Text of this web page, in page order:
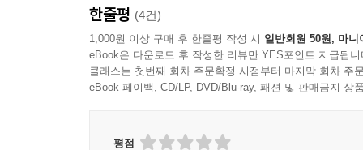
한줄평 (4건)
1,000원 이상 구매 후 한줄평 작성 시 일반회원 50원, 마니
eBook은 다운로드 후 작성한 리뷰만 YES포인트 지급됩니
클래스는 첫번째 회차 주문확정 시점부터 마지막 회차 주
eBook 페이백, CD/LP, DVD/Blu-ray, 패션 및 판매금지 상
평점